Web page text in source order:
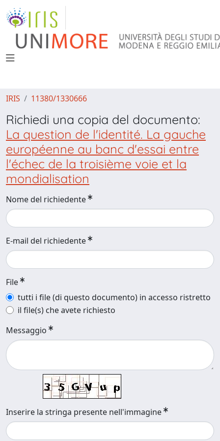
IRIS 11380/1330666
Richiedi una copia del documento:
La question de l'identité. La gauche
européenne au banc d'essai entre
l'échec de la troisième voie et la
mondialisation
Nome del richiedente
E-mail del richiedente
File
tutti i file (di questo documento) in accesso ristretto
il file(s) che avete richiesto
Messaggio
Inserire la stringa presente nell'immagine